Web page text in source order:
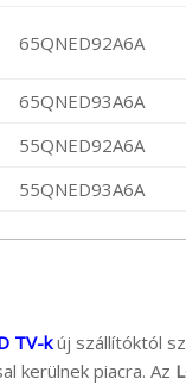
65QNED92A6A
65QNED93A6A
55QNED92A6A
55QNED93A6A
TV-kúj szállítóktól
kerülnek piacra. Az